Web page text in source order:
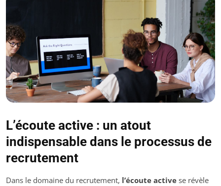
L’écoute active : un atout
indispensable dans le processus de
recrutement
Dans le domaine du recrutement, l’écoute active se révèle